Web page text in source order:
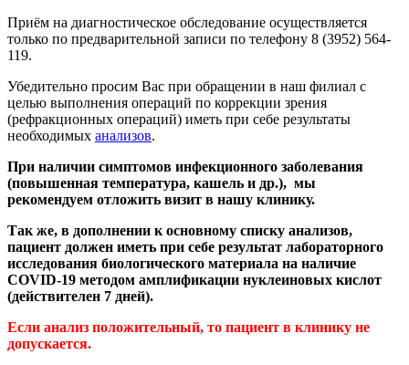
Приём на диагностическое обследование осуществляется
только по предварительной записи по телефону 8 (3952) 564-
119.
Убедительно просим Вас при обращении в наш филиал с
целью выполнения операций по коррекции зрения
(рефракционных операций) иметь при себе результаты
необходимых анализов.
При наличии симптомов инфекционного заболевания
(повышенная температура, кашель и др.), мы
рекомендуем отложить визит в нашу клинику.
Так же, в дополнении к основному списку анализов,
пациент должен иметь при себе результат лабораторного
исследования биологического материала на наличие
COVID-19 методом амплификации нуклеиновых кислот
(действителен 7 дней).
Если анализ положительный, то пациент в клинику не
допускается.